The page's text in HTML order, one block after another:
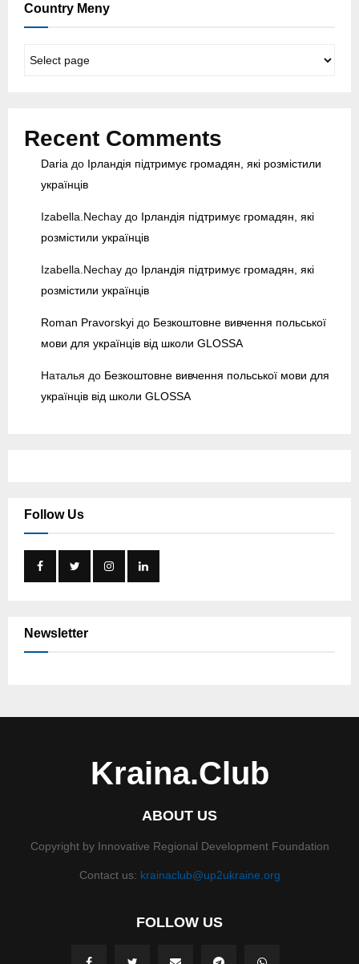
Country Meny
Recent Comments
Daria до Ірландія підтримує громадян, які розмістили
українців
Izabella.Nechay до Ірландія підтримує громадян, які
розмістили українців
Izabella.Nechay до Ірландія підтримує громадян, які
розмістили українців
Roman Pravorskyi до Безкоштовне вивчення польської
мови для українців від школи GLOSSA
Наталья до Безкоштовне вивчення польської мови для
українців від школи GLOSSA
Follow Us
Newsletter
Kraina.Club
ABOUT US
Copyright by Innovative Regional Development Foundation
Contact us: krainaclub@up2ukraine.org
FOLLOW US